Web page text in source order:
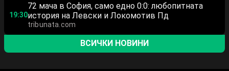
19:30
72 мача в София, само едно 0:0: любопитната
история на Левски и Локомотив Пд
tribunata.com
ВСИЧКИ НОВИНИ